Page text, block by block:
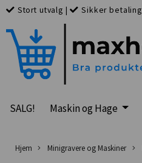
Stort utvalg | Sikker betaling
SALG! Maskin og Hage
Hjem Minigravere og Maskiner